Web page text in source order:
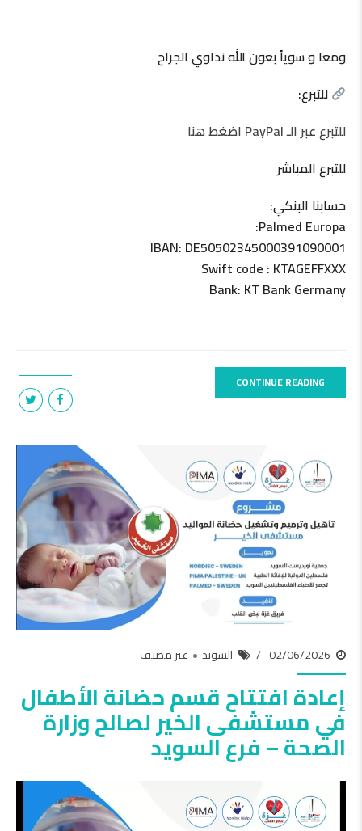
ومعا و سوياً بعون الله نداوي الجراح
للتبرع:
للتبرع عبر الـ PayPal اضغط هنا
للتبرع المباشر
حسابنا البنكي:
Palmed Europa:
IBAN: DE50502345000391090001
Swift code : KTAGEFFXXX
Bank: KT Bank Germany
CONTINUE READING
02/06/2026 السويد غير مصنف
إعادة افتتاح قسم حضانة الأطفال
في مستشفى الخير لصالح وزارة
الصحة – فرع السويد
الفيديو